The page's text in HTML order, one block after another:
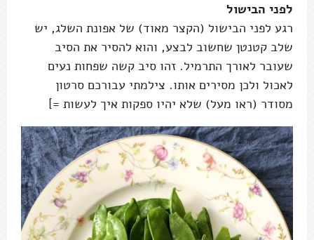
לפני הבישול
רגע לפני הבישול (הקצר מאוד) של אפונת השלג, יש
שלב קטנטן שחשוב לבצע, והוא להסיר את הסיב
שעובר לאורך התרמיל. זהו סיב קשה שפחות נעים
לאכול ולכן מסירים אותו. צילמתי עבורכם סרטון
מסודר (ראו מעל) שלא יהיו ספקות איך לעשות =]